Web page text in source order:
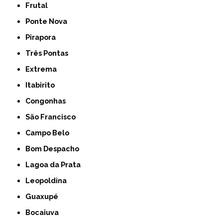
Frutal
Ponte Nova
Pirapora
Três Pontas
Extrema
Itabirito
Congonhas
São Francisco
Campo Belo
Bom Despacho
Lagoa da Prata
Leopoldina
Guaxupé
Bocaiuva